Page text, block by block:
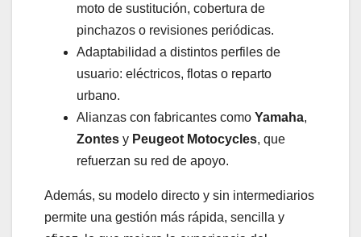
moto de sustitución, cobertura de
pinchazos o revisiones periódicas.
Adaptabilidad a distintos perfiles de
usuario: eléctricos, flotas o reparto
urbano.
Alianzas con fabricantes como Yamaha,
Zontes y Peugeot Motocycles, que
refuerzan su red de apoyo.
Además, su modelo directo y sin intermediarios
permite una gestión más rápida, sencilla y